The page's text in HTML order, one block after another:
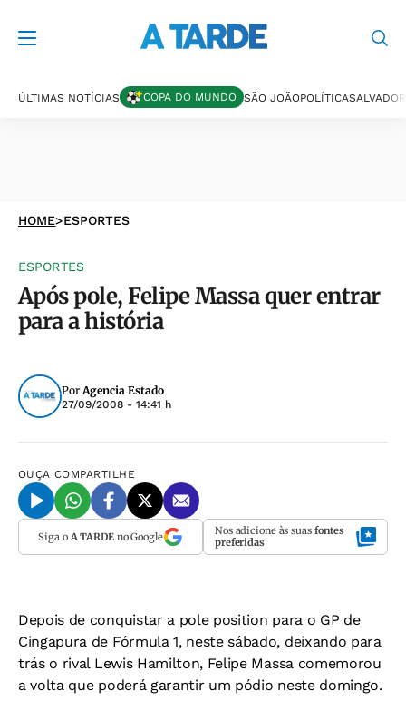
ÚLTIMAS NOTÍCIAS COPA DO MUNDO SÃO JOÃOPOLÍTICASALVADOR
HOME>ESPORTES
ESPORTES
Após pole, Felipe Massa quer entrar
para a história
PorAgencia Estado
27/09/2008 - 14:41 h
OUÇA COMPARTILHE
Siga o A TARDEno Google Nos adicione às suas fontes
preferidas
Depois de conquistar a pole position para o GP de
Cingapura de Fórmula 1, neste sábado, deixando para
trás o rival Lewis Hamilton, Felipe Massa comemorou
a volta que poderá garantir um pódio neste domingo.